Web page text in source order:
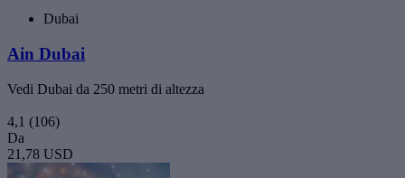
Dubai
Ain Dubai
Vedi Dubai da 250 metri di altezza
4,1 (106)
Da
21,78 USD